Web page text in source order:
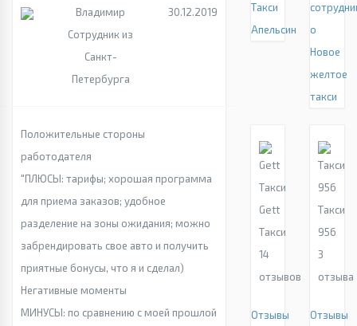
Владимир
Сотрудник из
Санкт-
Петербурга
30.12.2019
Положительные стороны
работодателя
"ПЛЮСЫ: тарифы; хорошая программа
для приема заказов; удобное
разделение на зоны ожидания; можно
забрендировать свое авто и получить
приятные бонусы, что я и сделал)
Негативные моменты
МИНУСЫ: по сравнению с моей прошлой
Такси
Апельсин
о
Новое
желтое
такси
Gett
Такси
14
отзывов
Отзывы
Такси
956
3
отзыва
Отзывы